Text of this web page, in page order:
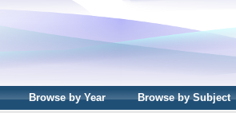
Browse by Year Browse by Subject